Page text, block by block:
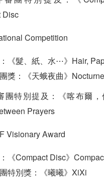
Disc
Competition
《髮、紙、水⋯》Hair,
獎：《天蛾夜曲》
團特別提及：《喀布爾，
Prayers
Visionary Award
《Compact Disc》
特別獎：《曦曦》XiXi